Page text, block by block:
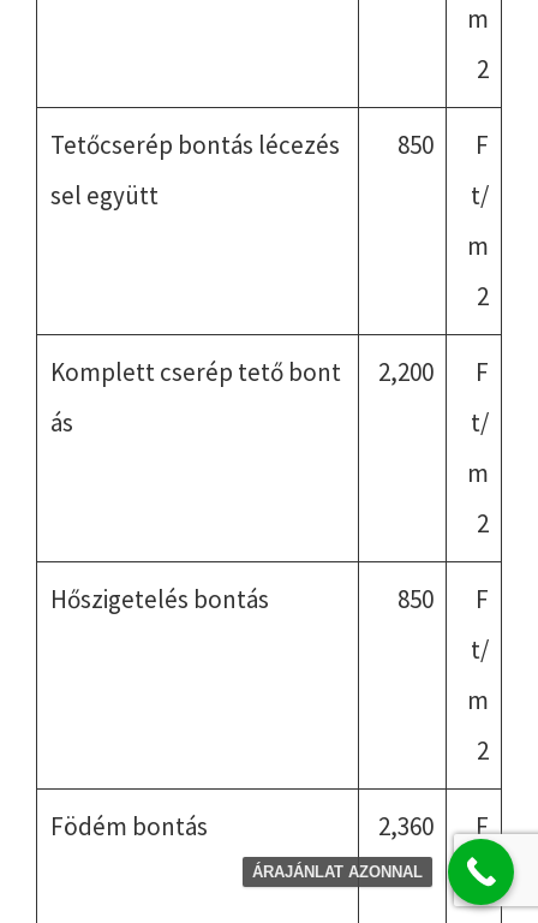
m
2
Tetőcserép bontás lécezés
sel együtt
850
F
t/
m
2
Komplett cserép tető bont
ás
2,200
F
t/
m
2
Hőszigetelés bontás 850
F
t/
m
2
Födém bontás 2,360
F
t/
ÁRAJÁNLAT AZONNAL